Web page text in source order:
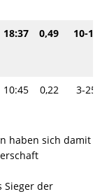
18:37 0,49 10-18
10:45 0,22 3-25
haben sich damit
Sieger der